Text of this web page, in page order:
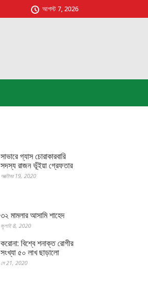
আগস্ট 7, 2026
সাভারে গ্যাস চোরাকারবারি
সদস্য রাজন ভূঁইয়া গ্রেফতার
অক্টোবর 19, 2020
৩২ মামলার আসামি শাহেদ
জুলাই 8, 2020
করোনা: বিশ্বে শনাক্ত রোগীর
সংখ্যা ৫০ লাখ ছাড়ালো
মে 21, 2020